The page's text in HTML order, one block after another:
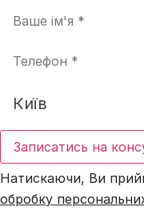
Записатись на
Натискаючи, Ви
обробку